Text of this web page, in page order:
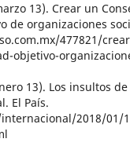
13). Crear un
de organizaciones
477821/
objetivo-
13). Los insultos
El País.
2018/01/